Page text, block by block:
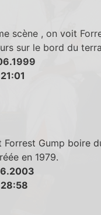
scène , on voit
sur le bord du
Forrest Gump boire
en 1979.